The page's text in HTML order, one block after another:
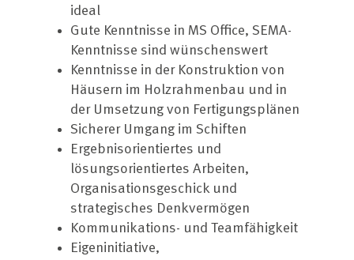
ideal
Gute Kenntnisse in MS Office, SEMA-
Kenntnisse sind wünschenswert
Kenntnisse in der Konstruktion von
Häusern im Holzrahmenbau und in
der Umsetzung von Fertigungsplänen
Sicherer Umgang im Schiften
Ergebnisorientiertes und
lösungsorientiertes Arbeiten,
Organisationsgeschick und
strategisches Denkvermögen
Kommunikations- und Teamfähigkeit
Eigeninitiative,